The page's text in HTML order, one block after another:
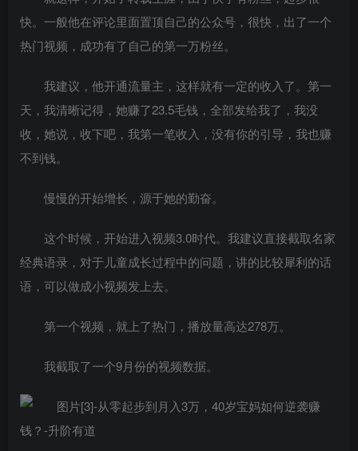
快。一般他在评论里面置顶自己的公众号，很快，出了一个
热门视频，成功有了自己的第一万粉丝。
我建议，他开通流量主，这样就有一定的收入了。第一
天，我清晰记得，她赚了23.5毛钱，全部发给我了，我没
收，她说，收下吧，我第一笔收入，没有你的引导，我也赚
不到钱。
慢慢的开始增长，源于她的勤奋。
这个时候，开始进入视频3.0时代。我建议直接截取名家
经典语录，对于儿童成长过程中的问题，讲的比较犀利的话
语，可以做成小视频发上去。
第一个视频，就上了热门，播放量高达278万。
我截取了一个9月份的视频数据。